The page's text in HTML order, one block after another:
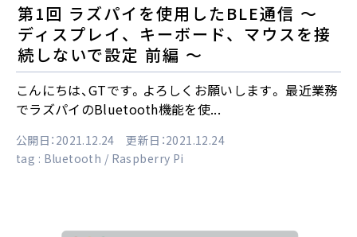
第1回 ラズパイを使用したBLE通信 ～
ディスプレイ、キーボード、マウスを接
続しないで設定 前編 ～
こんにちは、GTです。よろしくお願いします。 最近業務
でラズパイのBluetooth機能を使...
公開日：2021.12.24 更新日：2021.12.24
tag : Bluetooth Raspberry Pi